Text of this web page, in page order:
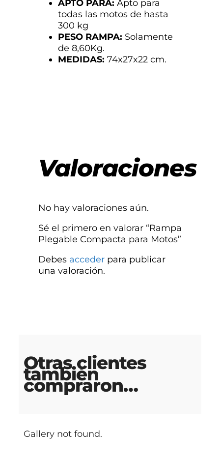
APTO PARA: Apto para
todas las motos de hasta
300 kg
PESO RAMPA: Solamente
de 8,60Kg.
MEDIDAS: 74x27x22 cm.
Valoraciones
No hay valoraciones aún.
Sé el primero en valorar “Rampa
Plegable Compacta para Motos”
Debes acceder para publicar
una valoración.
Otras clientes
también
compraron…
Gallery not found.